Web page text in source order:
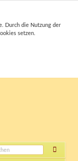
Durch die Nutzung der
setzen.